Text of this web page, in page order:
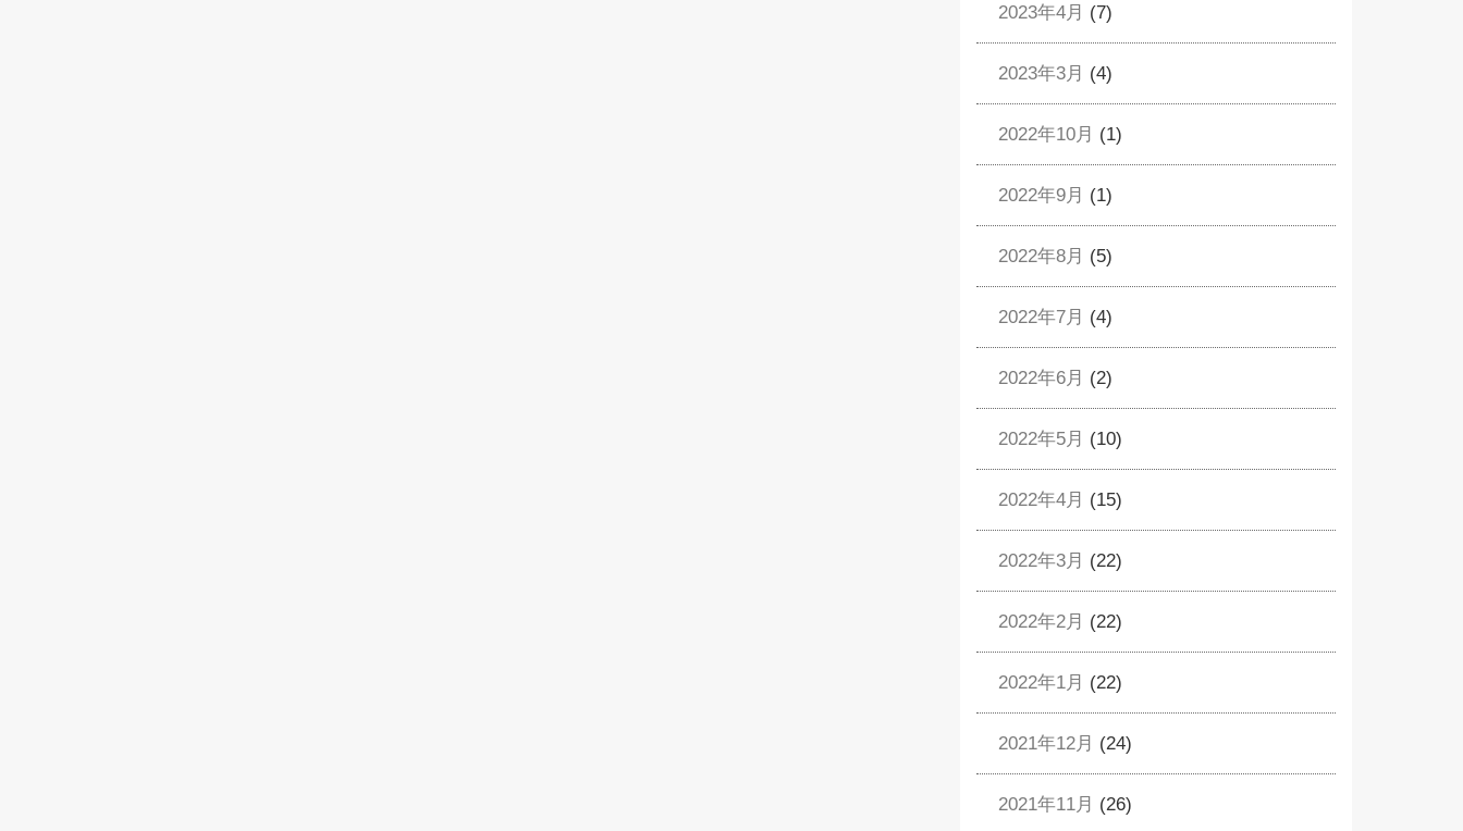
2023年4月 (7)
2023年3月 (4)
2022年10月 (1)
2022年9月 (1)
2022年8月 (5)
2022年7月 (4)
2022年6月 (2)
2022年5月 (10)
2022年4月 (15)
2022年3月 (22)
2022年2月 (22)
2022年1月 (22)
2021年12月 (24)
2021年11月 (26)